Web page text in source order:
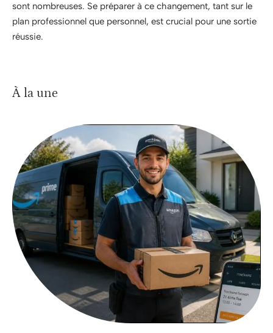
sont nombreuses. Se préparer à ce changement, tant sur le
plan professionnel que personnel, est crucial pour une sortie
réussie.
À la une